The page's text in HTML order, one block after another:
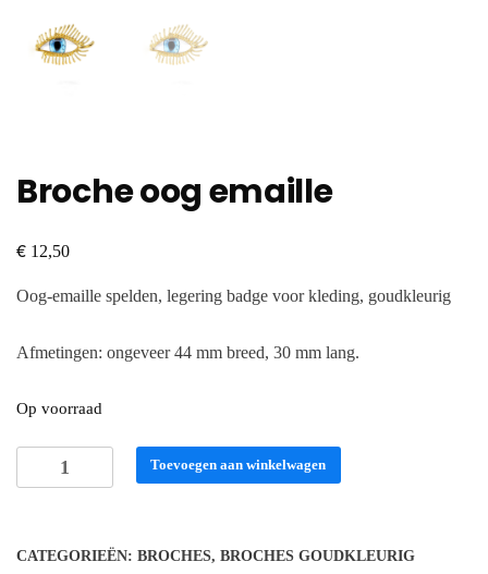
Broche oog emaille
€ 12,50
Oog-emaille spelden, legering badge voor kleding, goudkleurig
Afmetingen: ongeveer 44 mm breed, 30 mm lang.
Op voorraad
Broche
oog
Toevoegen aan winkelwagen
CATEGORIEËN: BROCHES, BROCHES GOUDKLEURIG